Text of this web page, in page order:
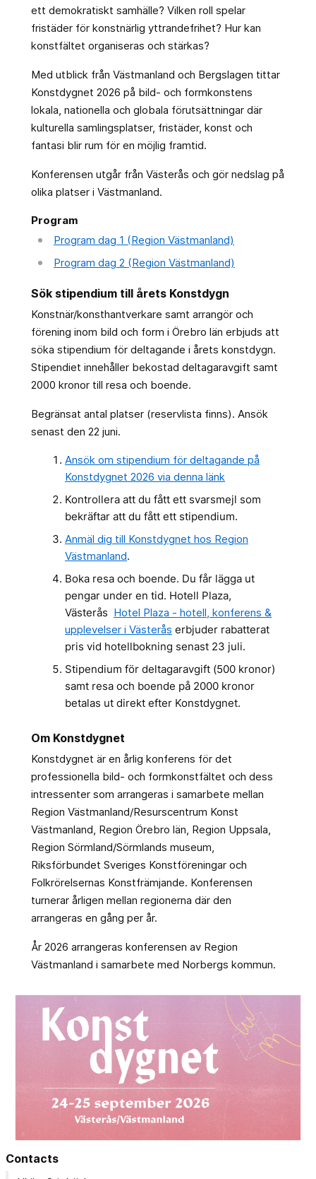
ett demokratiskt samhälle? Vilken roll spelar
fristäder för konstnärlig yttrandefrihet? Hur kan
konstfältet organiseras och stärkas?
Med utblick från Västmanland och Bergslagen tittar
Konstdygnet 2026 på bild- och formkonstens
lokala, nationella och globala förutsättningar där
kulturella samlingsplatser, fristäder, konst och
fantasi blir rum för en möjlig framtid.
Konferensen utgår från Västerås och gör nedslag på
olika platser i Västmanland.
Program
Program dag 1 (Region Västmanland)
Program dag 2 (Region Västmanland)
Sök stipendium till årets Konstdygn
Konstnär/konsthantverkare samt arrangör och
förening inom bild och form i Örebro län erbjuds att
söka stipendium för deltagande i årets konstdygn.
Stipendiet innehåller bekostad deltagaravgift samt
2000 kronor till resa och boende.
Begränsat antal platser (reservlista finns). Ansök
senast den 22 juni.
Ansök om stipendium för deltagande på
Konstdygnet 2026 via denna länk
Kontrollera att du fått ett svarsmejl som
bekräftar att du fått ett stipendium.
Anmäl dig till Konstdygnet hos Region
Västmanland.
Boka resa och boende. Du får lägga ut
pengar under en tid. Hotell Plaza,
Västerås Hotel Plaza - hotell, konferens &
upplevelser i Västerås erbjuder rabatterat
pris vid hotellbokning senast 23 juli.
Stipendium för deltagaravgift (500 kronor)
samt resa och boende på 2000 kronor
betalas ut direkt efter Konstdygnet.
Om Konstdygnet
Konstdygnet är en årlig konferens för det
professionella bild- och formkonstfältet och dess
intressenter som arrangeras i samarbete mellan
Region Västmanland/Resurscentrum Konst
Västmanland, Region Örebro län, Region Uppsala,
Region Sörmland/Sörmlands museum,
Riksförbundet Sveriges Konstföreningar och
Folkrörelsernas Konstfrämjande. Konferensen
turnerar årligen mellan regionerna där den
arrangeras en gång per år.
År 2026 arrangeras konferensen av Region
Västmanland i samarbete med Norbergs kommun.
Contacts